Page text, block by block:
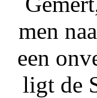
men
een
ligt de